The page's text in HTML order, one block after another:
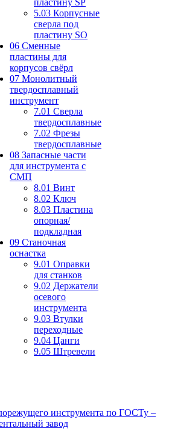
пластину SP
5.03 Корпусные
сверла под
пластину SO
06 Сменные
пластины для
корпусов свёрл
07 Монолитный
твердосплавный
инструмент
7.01 Сверла
твердосплавные
7.02 Фрезы
твердосплавные
08 Запасные части
для инструмента с
СМП
8.01 Винт
8.02 Ключ
8.03 Пластина
опорная/
подкладная
09 Станочная
оснастка
9.01 Оправки
для станков
9.02 Держатели
осевого
инструмента
9.03 Втулки
переходные
9.04 Цанги
9.05 Штревели